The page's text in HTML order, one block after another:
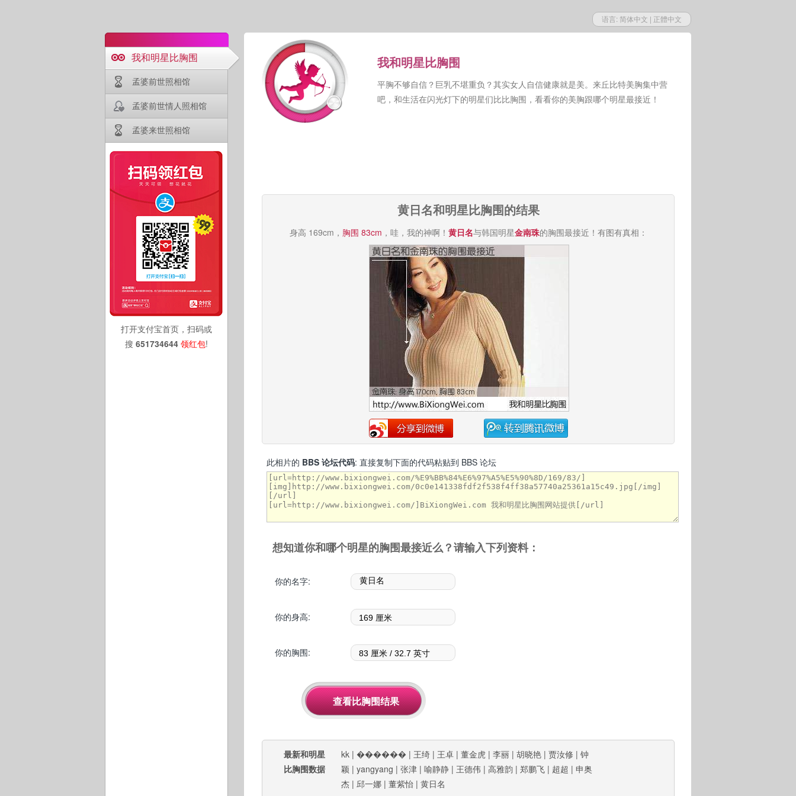
语言: 简体中文 | 正體中文
我和明星比胸围
孟婆前世照相馆
孟婆前世情人照相馆
孟婆来世照相馆
打开支付宝首页，扫码或
搜 651734644 领红包!
我和明星比胸围
平胸不够自信？巨乳不堪重负？其实女人自信健康就是美。来丘比特美胸集中营
吧，和生活在闪光灯下的明星们比比胸围，看看你的美胸跟哪个明星最接近！
黄日名和明星比胸围的结果
身高 169cm， 胸围 83cm ，哇，我的神啊！ 黄日名与韩国明星金南珠的胸围最接近！有图有真相：
此相片的 BBS 论坛代码: 直接复制下面的代码粘贴到 BBS 论坛
想知道你和哪个明星的胸围最接近么？请输入下列资料：
你的名字:
你的身高:
你的胸围:
最新和明星
比胸围数据
kk | ������ | 王绮 | 王卓 | 董金虎 | 李丽 | 胡晓艳 | 贾汝修 | 钟
颖 | yangyang | 张津 | 喻静静 | 王德伟 | 高雅韵 | 郑鹏飞 | 超超 | 申奥
杰 | 邱一娜 | 董紫怡 | 黄日名